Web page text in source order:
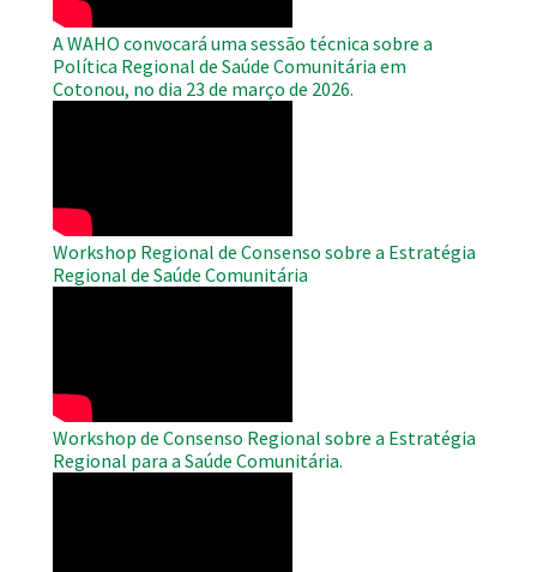
A WAHO convocará uma sessão técnica sobre a
Política Regional de Saúde Comunitária em
Cotonou, no dia 23 de março de 2026.
Workshop Regional de Consenso sobre a Estratégia
Regional de Saúde Comunitária
Workshop de Consenso Regional sobre a Estratégia
Regional para a Saúde Comunitária.